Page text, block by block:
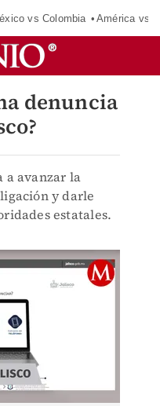
vs Colombia América vs
denuncia
a avanzar la
y darle
estatales.